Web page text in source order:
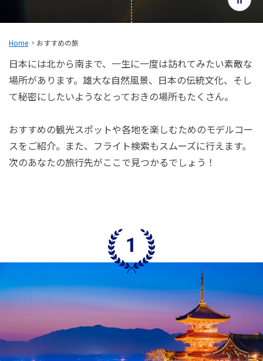
閉じる
Home おすすめの旅
日本には北から南まで、一生に一度は訪れてみたい素敵な
場所があります。雄大な自然風景、日本の伝統文化、そし
て秘密にしたいようなとっておきの場所もたくさん。
おすすめの観光スポットや各地を楽しむためのモデルコー
スをご紹介。また、フライト検索もスムーズに行えます。
次のあなたの旅行先がここで見つかるでしょう！